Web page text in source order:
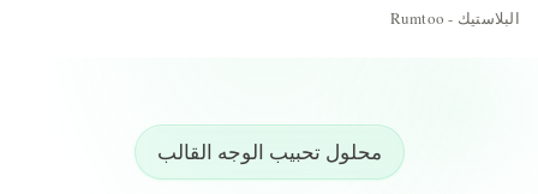
البلاستيك - Rumtoo
محلول تحبيب الوجه القالب